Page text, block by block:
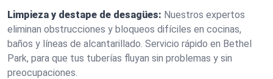
Limpieza y destape de desagües: Nuestros expertos
eliminan obstrucciones y bloqueos difíciles en cocinas,
baños y líneas de alcantarillado. Servicio rápido en Bethel
Park, para que tus tuberías fluyan sin problemas y sin
preocupaciones.